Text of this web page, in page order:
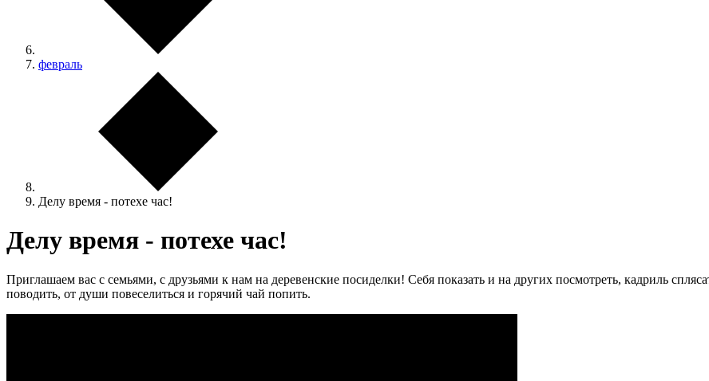
февраль
Делу время - потехе час!
Делу время - потехе час!
Приглашаем вас с семьями, с друзьями к нам на деревенские посиделки! Себя показать и на других посмотреть, кадриль
поводить, от души повеселиться и горячий чай попить.